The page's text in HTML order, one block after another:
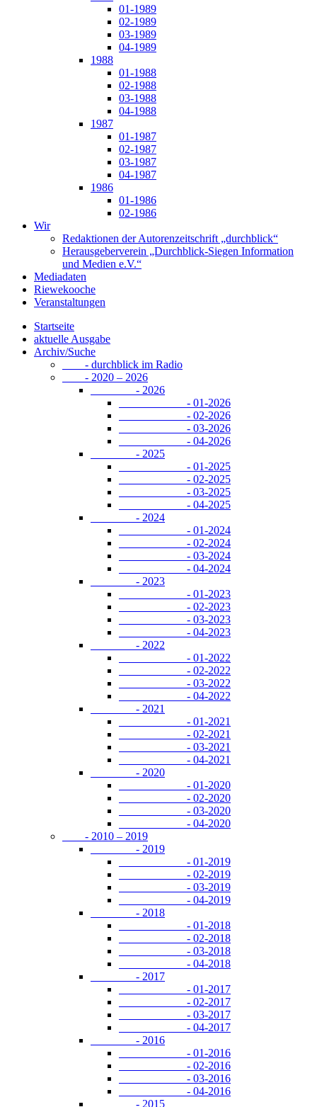
01-1989
02-1989
03-1989
04-1989
1988
01-1988
02-1988
03-1988
04-1988
1987
01-1987
02-1987
03-1987
04-1987
1986
01-1986
02-1986
Wir
Redaktionen der Autorenzeitschrift „durchblick“
Herausgeberverein „Durchblick-Siegen Information
und Medien e.V.“
Mediadaten
Riewekooche
Veranstaltungen
Startseite
aktuelle Ausgabe
Archiv/Suche
- durchblick im Radio
- 2020 – 2026
- 2026
- 01-2026
- 02-2026
- 03-2026
- 04-2026
- 2025
- 01-2025
- 02-2025
- 03-2025
- 04-2025
- 2024
- 01-2024
- 02-2024
- 03-2024
- 04-2024
- 2023
- 01-2023
- 02-2023
- 03-2023
- 04-2023
- 2022
- 01-2022
- 02-2022
- 03-2022
- 04-2022
- 2021
- 01-2021
- 02-2021
- 03-2021
- 04-2021
- 2020
- 01-2020
- 02-2020
- 03-2020
- 04-2020
- 2010 – 2019
- 2019
- 01-2019
- 02-2019
- 03-2019
- 04-2019
- 2018
- 01-2018
- 02-2018
- 03-2018
- 04-2018
- 2017
- 01-2017
- 02-2017
- 03-2017
- 04-2017
- 2016
- 01-2016
- 02-2016
- 03-2016
- 04-2016
- 2015